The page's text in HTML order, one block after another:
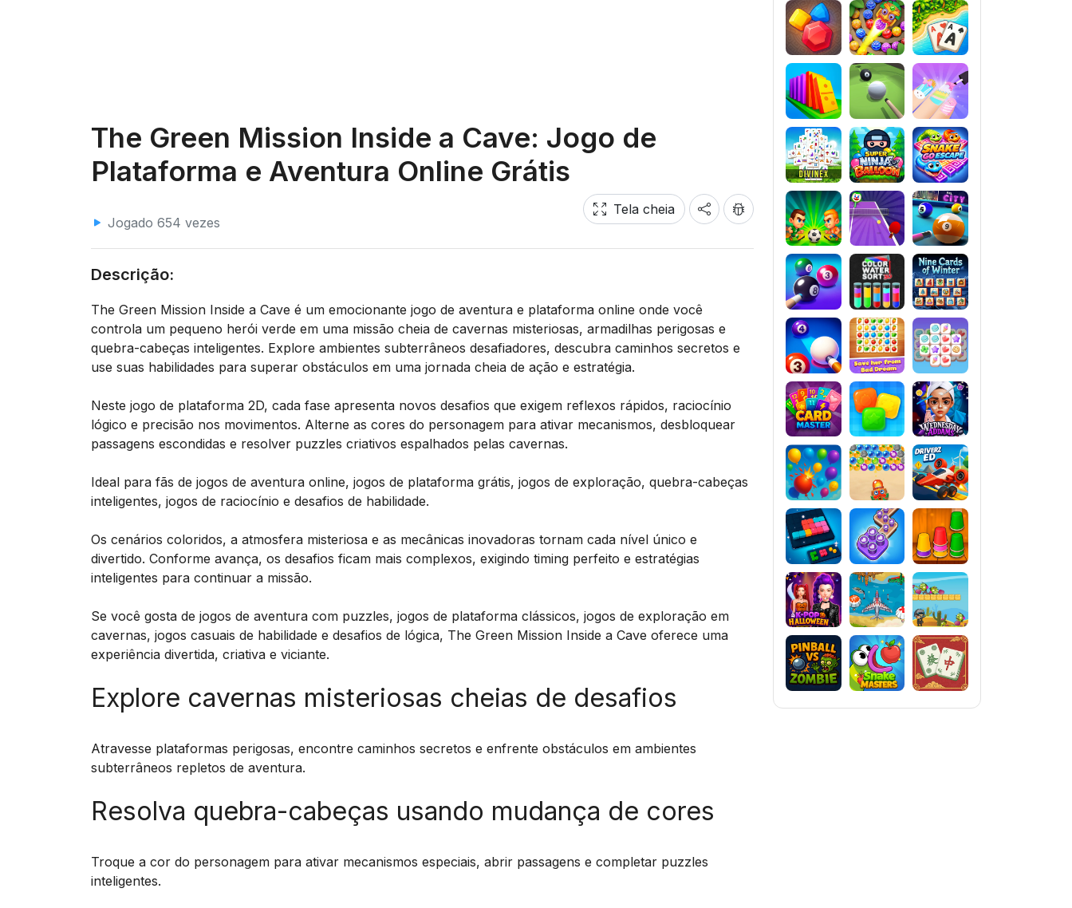
The Green Mission Inside a Cave: Jogo de
Plataforma e Aventura Online Grátis
Jogado 654 vezes
Tela cheia
Descrição:
The Green Mission Inside a Cave é um emocionante jogo de aventura e plataforma online onde você
controla um pequeno herói verde em uma missão cheia de cavernas misteriosas, armadilhas perigosas e
quebra-cabeças inteligentes. Explore ambientes subterrâneos desafiadores, descubra caminhos secretos e
use suas habilidades para superar obstáculos em uma jornada cheia de ação e estratégia.
Neste jogo de plataforma 2D, cada fase apresenta novos desafios que exigem reflexos rápidos, raciocínio
lógico e precisão nos movimentos. Alterne as cores do personagem para ativar mecanismos, desbloquear
passagens escondidas e resolver puzzles criativos espalhados pelas cavernas.
Ideal para fãs de jogos de aventura online, jogos de plataforma grátis, jogos de exploração, quebra-cabeças
inteligentes, jogos de raciocínio e desafios de habilidade.
Os cenários coloridos, a atmosfera misteriosa e as mecânicas inovadoras tornam cada nível único e
divertido. Conforme avança, os desafios ficam mais complexos, exigindo timing perfeito e estratégias
inteligentes para continuar a missão.
Se você gosta de jogos de aventura com puzzles, jogos de plataforma clássicos, jogos de exploração em
cavernas, jogos casuais de habilidade e desafios de lógica, The Green Mission Inside a Cave oferece uma
experiência divertida, criativa e viciante.
Explore cavernas misteriosas cheias de desafios
Atravesse plataformas perigosas, encontre caminhos secretos e enfrente obstáculos em ambientes
subterrâneos repletos de aventura.
Resolva quebra-cabeças usando mudança de cores
Troque a cor do personagem para ativar mecanismos especiais, abrir passagens e completar puzzles
inteligentes.